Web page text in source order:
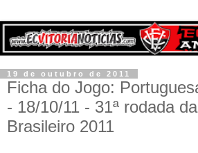
19 de outubro de 2011
Ficha do Jogo:
- 18/10/11 - 31ª rodada
Brasileiro 2011